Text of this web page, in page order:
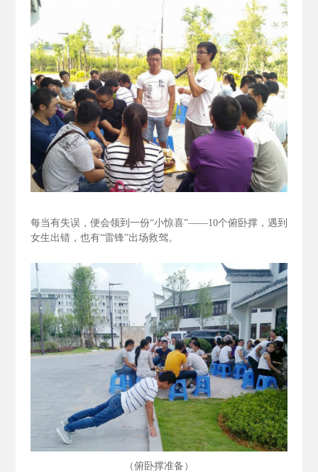
每当有失误，便会领到一份“小惊喜”——10个俯卧撑，遇到
女生出错，也有“雷锋”出场救驾。
（俯卧撑准备 ）